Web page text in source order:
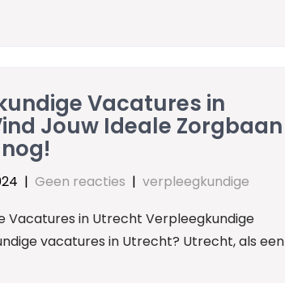
Vacatures in
Jouw Ideale Zorgbaan
| Geen reacties | verpleegkundige
Vacatures in Utrecht Verpleegkundige
vacatures in Utrecht? Utrecht, als een